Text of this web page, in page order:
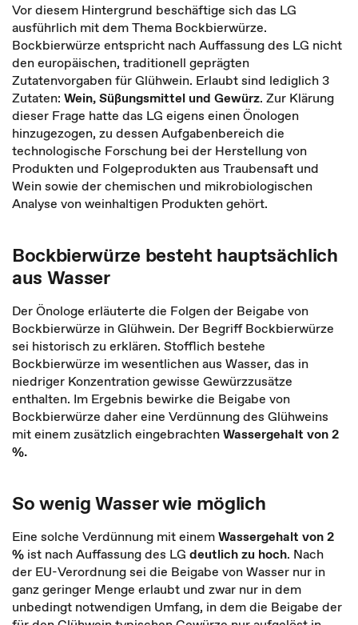
Vor diesem Hintergrund beschäftige sich das LG
ausführlich mit dem Thema Bockbierwürze.
Bockbierwürze entspricht nach Auffassung des LG nicht
den europäischen, traditionell geprägten
Zutatenvorgaben für Glühwein. Erlaubt sind lediglich 3
Zutaten: Wein, Süßungsmittel und Gewürz. Zur Klärung
dieser Frage hatte das LG eigens einen Önologen
hinzugezogen, zu dessen Aufgabenbereich die
technologische Forschung bei der Herstellung von
Produkten und Folgeprodukten aus Traubensaft und
Wein sowie der chemischen und mikrobiologischen
Analyse von weinhaltigen Produkten gehört.
Bockbierwürze besteht hauptsächlich
aus Wasser
Der Önologe erläuterte die Folgen der Beigabe von
Bockbierwürze in Glühwein. Der Begriff Bockbierwürze
sei historisch zu erklären. Stofflich bestehe
Bockbierwürze im wesentlichen aus Wasser, das in
niedriger Konzentration gewisse Gewürzzusätze
enthalten. Im Ergebnis bewirke die Beigabe von
Bockbierwürze daher eine Verdünnung des Glühweins
mit einem zusätzlich eingebrachtenWassergehalt von 2
%.
So wenig Wasser wie möglich
Eine solche Verdünnung mit einemWassergehalt von2
% ist nach Auffassung des LG deutlich zu hoch. Nach
der EU-Verordnung sei die Beigabe von Wasser nur in
ganz geringer Menge erlaubt und zwar nur in dem
unbedingt notwendigen Umfang, in dem die Beigabe der